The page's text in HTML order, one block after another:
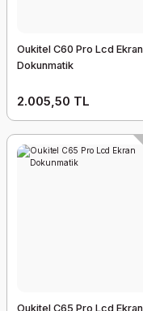
Oukitel C60 Pro Lcd Ekran
Dokunmatik
2.005,50 TL
Oukitel C65 Pro Lcd Ekran